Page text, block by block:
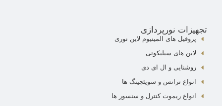
تجهیزات نورپردازی
پروفیل های المینیوم لاین نوری
لاین های سیلیکونی
روشنایی و ال ای دی
انواع ترانس و سویئچینگ ها
انواع ریموت کنترل و سنسور ها